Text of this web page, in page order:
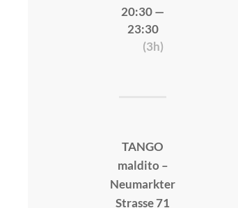
20:30 —
23:30
(3h)
TANGO
maldito –
Neumarkter
Strasse 71